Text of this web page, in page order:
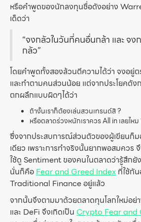
หรือคำพูดของนักลงทุนชื่อดังอย่าง
เด็ดว่า
“จงกลัวในวันที่คนอื่นกล้า และ จ
กลัว”
โดยคำพูดทั้งสองล้วนตีความได้ว่า จงอยู่
และทำตามคนส่วนน้อย แต่จากประโยคดัง
ตกผลึกแบบผิดๆได้ว่า
ถ้างั้นเราก็ต้องเล่นสวนเทรนด์สิ ?
หรือตลาดร่วงหนักเราควร All in เลยไหม
ซึ่งจากประสบการณ์ส่วนตัวของผู้เขียนก็ม
เดียว เพราะการทำจริงนั้นยากพอสมควร
ใช้ดู Sentiment ของคนในตลาดว่ารู้สึกยั
นั่นก็คือFear and Greed Index ที่ใช้กั
Traditional Finance อยู่แล้ว
จากนั้นจึงตามมาด้วยตลาดทุนโลกใหม่อ
และ DeFi จึงเกิดเป็น Crypto Fear and